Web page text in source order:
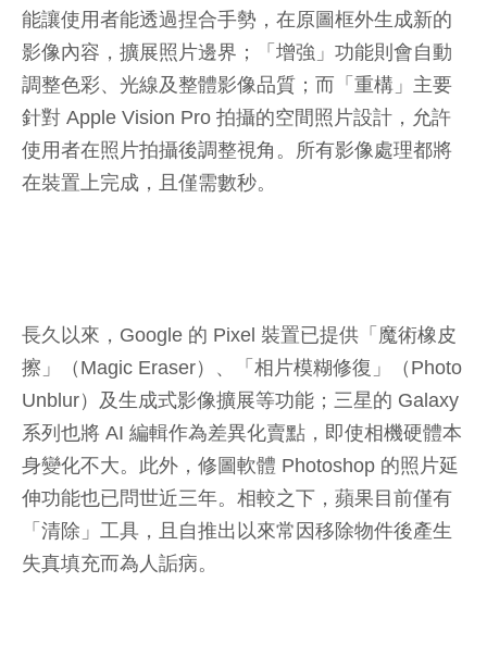
能讓使用者能透過捏合手勢，在原圖框外生成新的
影像內容，擴展照片邊界；「增強」功能則會自動
調整色彩、光線及整體影像品質；而「重構」主要
針對 Apple Vision Pro 拍攝的空間照片設計，允許
使用者在照片拍攝後調整視角。所有影像處理都將
在裝置上完成，且僅需數秒。
長久以來，Google 的 Pixel 裝置已提供「魔術橡皮
擦」（Magic Eraser）、「相片模糊修復」（Photo
Unblur）及生成式影像擴展等功能；三星的 Galaxy
系列也將 AI 編輯作為差異化賣點，即使相機硬體本
身變化不大。此外，修圖軟體 Photoshop 的照片延
伸功能也已問世近三年。相較之下，蘋果目前僅有
「清除」工具，且自推出以來常因移除物件後產生
失真填充而為人詬病。